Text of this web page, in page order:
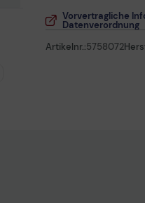
Vorvertragliche
Datenverordnung
Artikelnr.:5758072